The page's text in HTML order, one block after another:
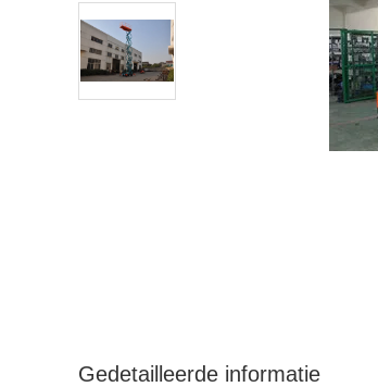
Gedetailleerde informatie